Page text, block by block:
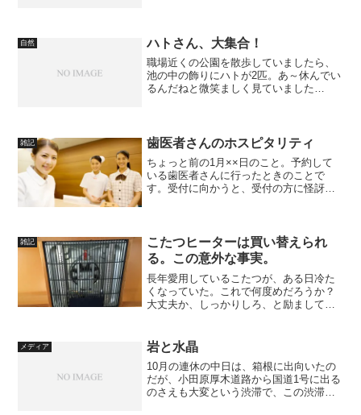
自然 ハトさん、大集合！
職場近くの公園を散歩していましたら、
池の中の飾りにハトが2匹。あ～休んでい
るんだねと微笑ましく見ていました
雑記 歯医者さんのホスピタリティ
ちょっと前の1月××日のこと。予約して
いる歯医者さんに行ったときのことで
す。受付に向かうと、受付の方に怪訝そ
雑記
こたつヒーターは買い替えられ
る。この意外な事実。
長年愛用しているこたつが、ある日冷た
くなっていた。これで何度めだろうか？
大丈夫か、しっかりしろ、と励まして生
が、生き返らない場合もある。そのとき
は、しかたないが心臓部...
メディア 岩と水晶
10月の連休の中日は、箱根に出向いたの
だが、小田原厚木道路から国道1号に出る
のさえも大変という渋滞で、この渋滞は